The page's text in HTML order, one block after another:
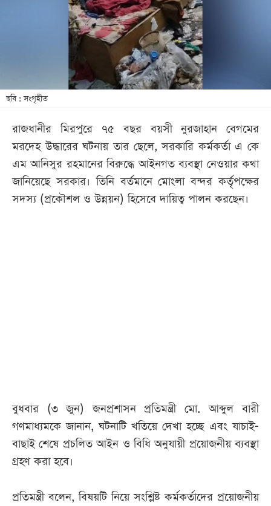
শিক্ষা
বিভাগ
ছবি : সংগৃহীত
রাজধানীর মিরপুরে ৭৫ বছর বয়সী নুরজাহান বেগমের
মরদেহ উদ্ধারের ঘটনায় তার ছেলে, সরকারি কর্মকর্তা এ কে
এম আনিসুর রহমানের বিরুদ্ধে আইনগত ব্যবস্থা নেওয়ার কথা
জানিয়েছে সরকার। তিনি বর্তমানে মোংলা বন্দর কর্তৃপক্ষের
সদস্য (প্রকৌশল ও উন্নয়ন) হিসেবে দায়িত্ব পালন করছেন।
বুধবার (৩ জুন) জনপ্রশাসন প্রতিমন্ত্রী মো. আব্দুল বারী
গণমাধ্যমকে জানান, ঘটনাটি খতিয়ে দেখা হচ্ছে এবং যাচাই-
বাছাই শেষে প্রচলিত আইন ও বিধি অনুযায়ী প্রয়োজনীয় ব্যবস্থা
গ্রহণ করা হবে।
প্রতিমন্ত্রী বলেন, বিষয়টি নিয়ে সংশ্লিষ্ট কর্মকর্তাদের প্রয়োজনীয়